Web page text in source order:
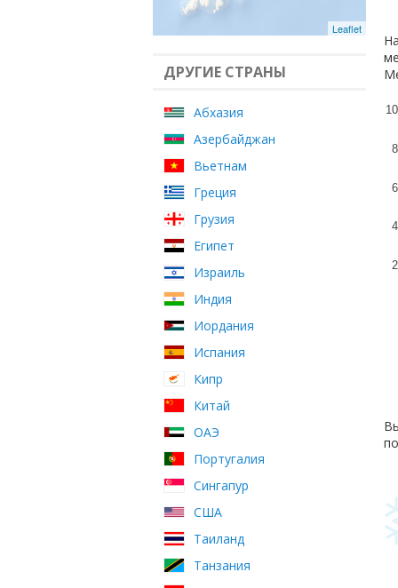
Leaflet
ДРУГИЕ СТРАНЫ
Абхазия
Азербайджан
Вьетнам
Греция
Грузия
Египет
Израиль
Индия
Иордания
Испания
Кипр
Китай
ОАЭ
Португалия
Сингапур
США
Таиланд
Танзания